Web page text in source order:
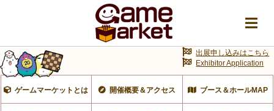
ゲームマーケットとは 開催概要＆アクセス ブース＆ホールMAP
出展申し込みはこちら
Exhibitor Application